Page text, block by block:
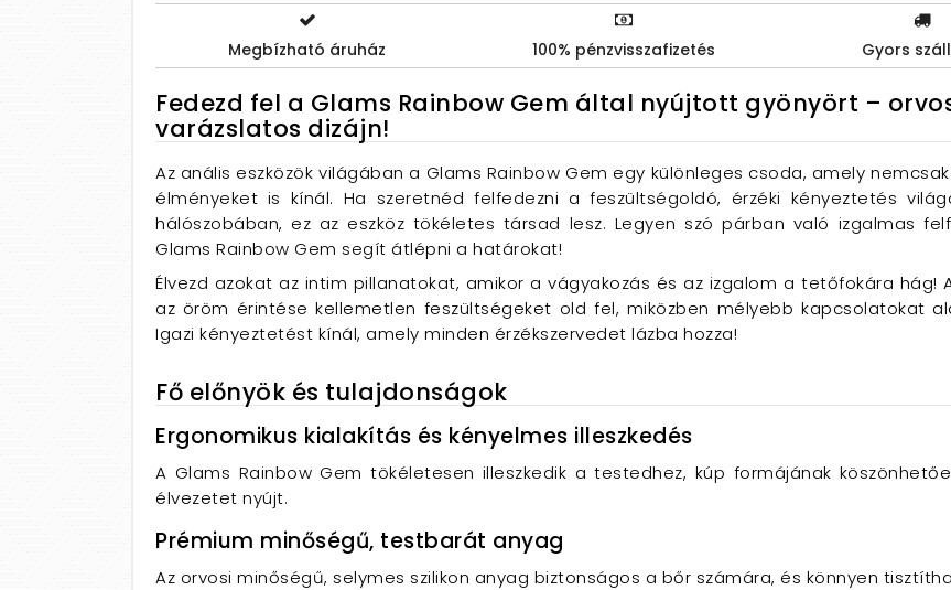
Megbízható áruház 100% pénzvisszafizetés Gyors
Fedezd fel a Glams Rainbow Gem által nyújtott gyönyört –
varázslatos dizájn!
Az anális eszközök világában a Glams Rainbow Gem egy különleges csoda, amely
élményeket is kínál. Ha szeretnéd felfedezni a feszültségoldó, érzéki kényeztetés
hálószobában, ez az eszköz tökéletes társad lesz. Legyen szó párban való izgalmas
Glams Rainbow Gem segít átlépni a határokat!
Élvezd azokat az intim pillanatokat, amikor a vágyakozás és az izgalom a tetőfokára hág!
az öröm érintése kellemetlen feszültségeket old fel, miközben mélyebb kapcsolatokat
Igazi kényeztetést kínál, amely minden érzékszervedet lázba hozza!
Fő előnyök és tulajdonságok
Ergonomikus kialakítás és kényelmes illeszkedés
A Glams Rainbow Gem tökéletesen illeszkedik a testedhez, kúp formájának
élvezetet nyújt.
Prémium minőségű, testbarát anyag
Az orvosi minőségű, selymes szilikon anyag biztonságos a bőr számára, és könnyen